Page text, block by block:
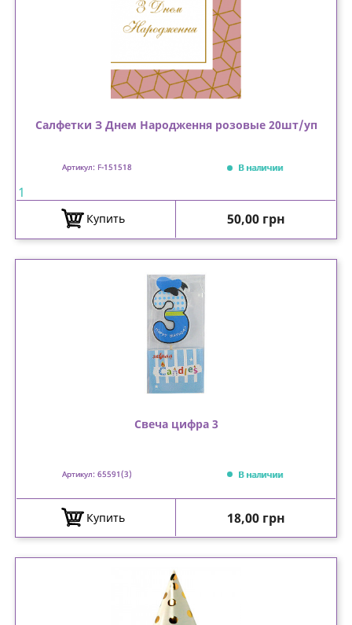
Салфетки З Днем Народження розовые 20шт/уп
Артикул: F-151518 В наличии
1
Купить Цена
50,00 грн
Свеча цифра 3
Артикул: 65591(3) В наличии
Купить Цена
18,00 грн